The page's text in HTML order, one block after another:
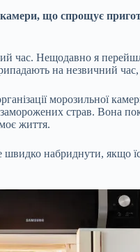
камери, що спрощує
час. Нещодавно я
на незвичний час,
морозильної
страв. Вона
життя.
швидко набриднути, якщо